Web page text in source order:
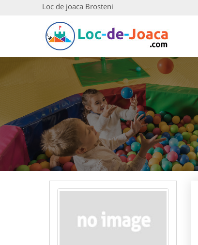
Loc de joaca Brosteni